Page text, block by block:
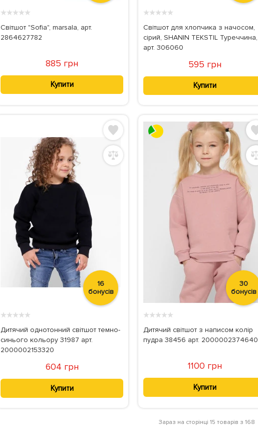
★★★★★
Світшот "Sofia", marsala, арт.
2864627782
885 грн
Купити
★★★★★
Світшот для хлопчика з начосом,
сірий, SHANIN TEKSTIL Туреччина,
арт. 306060
595 грн
Купити
16
бонусів
★★★★★
Дитячий однотонний світшот темно-
синього кольору 31987 арт.
2000002153320
604 грн
Купити
30
бонусів
★★★★★
Дитячий світшот з написом колір
пудра 38456 арт. 2000002374640
1100 грн
Купити
Зараз на сторінці 15 товарів з 168